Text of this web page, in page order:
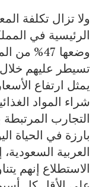
ولا تزال تكلفة
الرئيسية في
وضعها
تسيطر عليهم
يمثل ارتفاع
شراء المواد
التجارب المرتبطة
بارزة في الحياة
الاستطلاع إنهم